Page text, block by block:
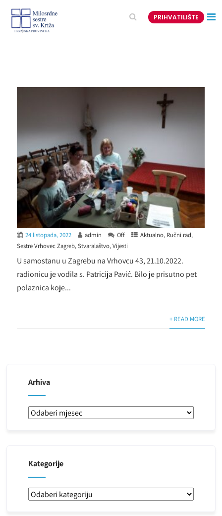
PRIHVATILIŠTE
24 listopada, 2022 admin Off Aktualno, Ručni rad,
Sestre Vrhovec Zagreb,Stvaralaštvo,Vijesti
U samostanu u Zagrebu na Vrhovcu 43, 21.10.2022.
radionicu je vodila s. Patricija Pavić. Bilo je prisutno pet
polaznica koje...
+ READ MORE
Arhiva
Arhiva
Kategorije
Kategorije